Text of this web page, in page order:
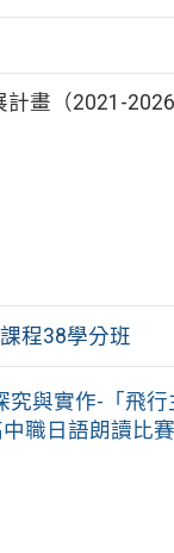
畫（2021-
程38學分班
究與實作-「飛行
職日語朗讀比賽